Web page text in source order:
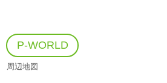
P-WORLD
周辺地図